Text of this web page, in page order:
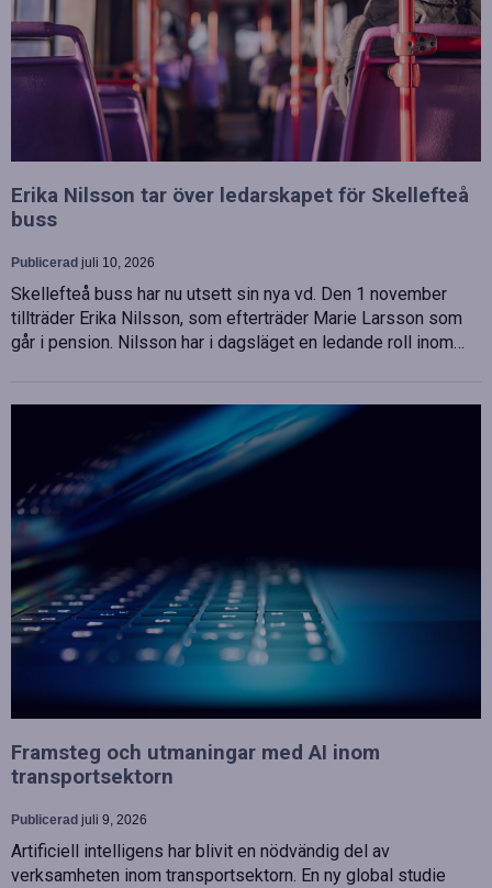
Erika Nilsson tar över ledarskapet för Skellefteå
buss
Publicerad juli 10, 2026
Skellefteå buss har nu utsett sin nya vd. Den 1 november
tillträder Erika Nilsson, som efterträder Marie Larsson som
går i pension. Nilsson har i dagsläget en ledande roll inom…
Framsteg och utmaningar med AI inom
transportsektorn
Publicerad juli 9, 2026
Artificiell intelligens har blivit en nödvändig del av
verksamheten inom transportsektorn. En ny global studie